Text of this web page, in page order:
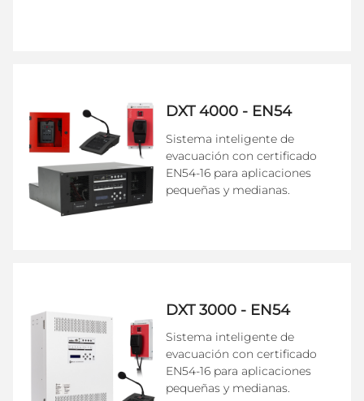
DXT 4000 - EN54
Sistema inteligente de
evacuación con certificado
EN54-16 para aplicaciones
pequeñas y medianas.
DXT 3000 - EN54
Sistema inteligente de
evacuación con certificado
EN54-16 para aplicaciones
pequeñas y medianas.